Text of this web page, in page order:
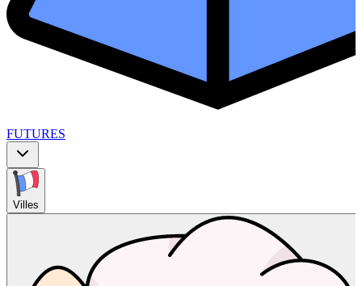
FUTURES
Villes